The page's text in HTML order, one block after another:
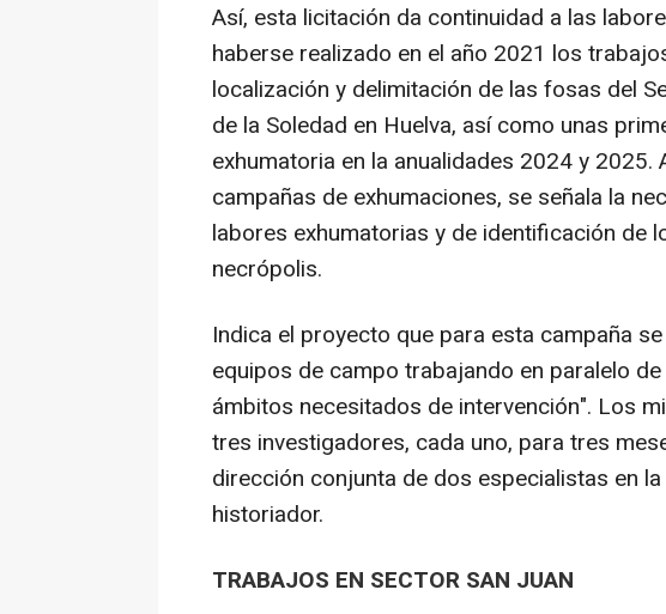
Así, esta licitación da continuidad a las
haberse realizado en el año 2021 los
localización y delimitación de las fosas del
de la Soledad en Huelva, así como unas
exhumatoria en la anualidades 2024 y 2025.
campañas de exhumaciones, se señala la
labores exhumatorias y de identificación de
necrópolis.
Indica el proyecto que para esta campaña
equipos de campo trabajando en paralelo
ámbitos necesitados de intervención". Los
tres investigadores, cada uno, para tres
dirección conjunta de dos especialistas en
historiador.
TRABAJOS EN SECTOR SAN JUAN